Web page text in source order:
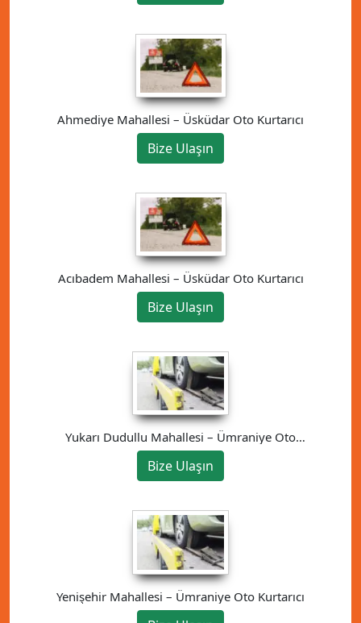
Ahmediye Mahallesi – Üsküdar Oto Kurtarıcı
Bize Ulaşın
Acıbadem Mahallesi – Üsküdar Oto Kurtarıcı
Bize Ulaşın
Yukarı Dudullu Mahallesi – Ümraniye Oto
Kurtarıcı
Bize Ulaşın
Yenişehir Mahallesi – Ümraniye Oto Kurtarıcı